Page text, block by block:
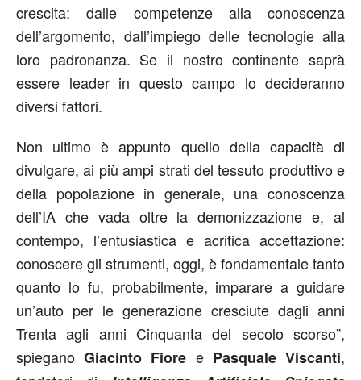
crescita: dalle competenze alla conoscenza
dell’argomento, dall’impiego delle tecnologie alla
loro padronanza. Se il nostro continente saprà
essere leader in questo campo lo decideranno
diversi fattori.
Non ultimo è appunto quello della capacità di
divulgare, ai più ampi strati del tessuto produttivo e
della popolazione in generale, una conoscenza
dell’IA che vada oltre la demonizzazione e, al
contempo, l’entusiastica e acritica accettazione:
conoscere gli strumenti, oggi, è fondamentale tanto
quanto lo fu, probabilmente, imparare a guidare
un’auto per le generazione cresciute dagli anni
Trenta agli anni Cinquanta del secolo scorso”,
spieganoGiacinto Fiore e Pasquale Viscanti,